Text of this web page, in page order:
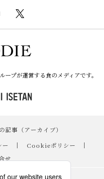
プが運営する食のメディアです。
記事（アーカイブ）
ー ｜ Cookieポリシー
｜
せ
スイーツ